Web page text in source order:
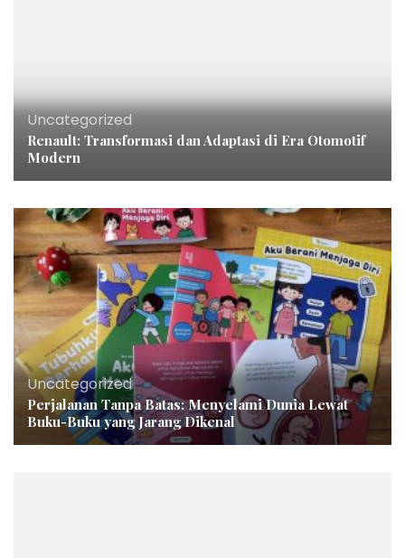
Uncategorized
Renault: Transformasi dan Adaptasi di Era Otomotif
Modern
Uncategorized
Perjalanan Tanpa Batas: Menyelami Dunia Lewat
Buku-Buku yang Jarang Dikenal